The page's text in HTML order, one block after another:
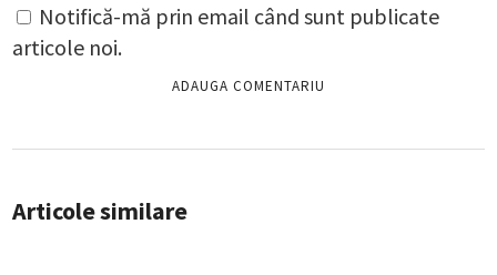
Notifică-mă prin email când sunt publicate
articole noi.
Articole similare